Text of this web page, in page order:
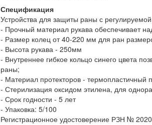
Спецификация
Устройства для защиты раны с
- Прочный материал рукава обеспечивает
- Размер колец от 40-220 мм для ран
- Высота рукава - 250мм
- Внутреннее гибкое кольцо синего цвета
раны;
- Материал протекторов - термопластичный
- Стерилизация оксидом этилена, для
- Срок годности - 5 лет
- Упаковка: 5/100
Регистрационное удостоверение РЗН №